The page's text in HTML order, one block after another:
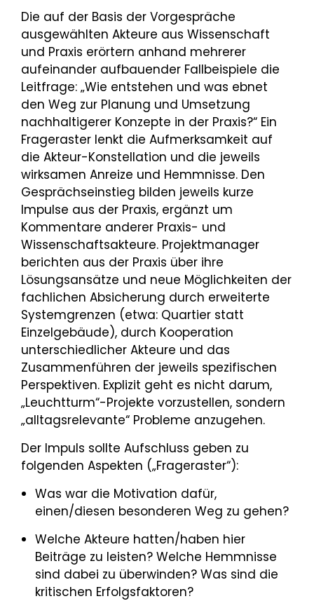
Die auf der Basis der Vorgespräche
ausgewählten Akteure aus Wissenschaft
und Praxis erörtern anhand mehrerer
aufeinander aufbauender Fallbeispiele die
Leitfrage: „Wie entstehen und was ebnet
den Weg zur Planung und Umsetzung
nachhaltigerer Konzepte in der Praxis?“ Ein
Frageraster lenkt die Aufmerksamkeit auf
die Akteur-Konstellation und die jeweils
wirksamen Anreize und Hemmnisse. Den
Gesprächseinstieg bilden jeweils kurze
Impulse aus der Praxis, ergänzt um
Kommentare anderer Praxis- und
Wissenschaftsakteure. Projektmanager
berichten aus der Praxis über ihre
Lösungsansätze und neue Möglichkeiten der
fachlichen Absicherung durch erweiterte
Systemgrenzen (etwa: Quartier statt
Einzelgebäude), durch Kooperation
unterschiedlicher Akteure und das
Zusammenführen der jeweils spezifischen
Perspektiven. Explizit geht es nicht darum,
„Leuchtturm“-Projekte vorzustellen, sondern
„alltagsrelevante“ Probleme anzugehen.
Der Impuls sollte Aufschluss geben zu
folgenden Aspekten („Frageraster“):
Was war die Motivation dafür,
einen/diesen besonderen Weg zu gehen?
Welche Akteure hatten/haben hier
Beiträge zu leisten? Welche Hemmnisse
sind dabei zu überwinden? Was sind die
kritischen Erfolgsfaktoren?